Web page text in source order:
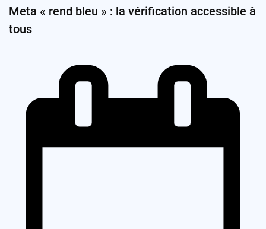
Meta « rend bleu » : la vérification accessible à
tous